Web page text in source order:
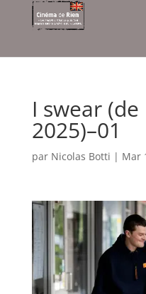
I swear (de
2025)–01
par Nicolas Botti | Mar